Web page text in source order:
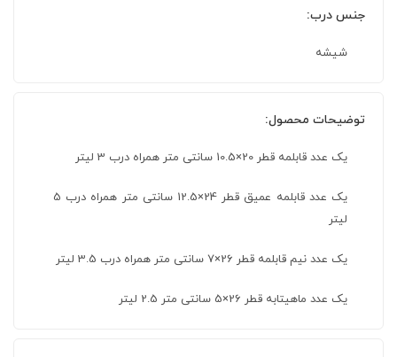
جنس درب:
شیشه
توضیحات محصول:
یک عدد قابلمه قطر 20×10.5 سانتی متر همراه درب 3 لیتر
یک عدد قابلمه عمیق قطر 24×12.5 سانتی متر همراه درب 5
لیتر
یک عدد نیم قابلمه قطر 26×7 سانتی متر همراه درب 3.5 لیتر
یک عدد ماهیتابه قطر 26×5 سانتی متر 2.5 لیتر